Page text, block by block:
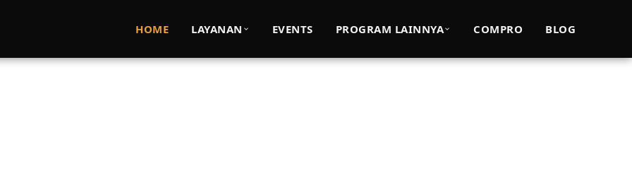
HOME LAYANAN EVENTS PROGRAM LAINNYA COMPRO BLOG
Bisnis pada Perguruan Tinggi